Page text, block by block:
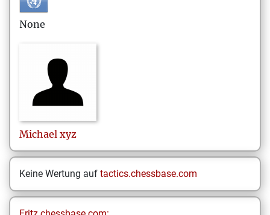
None
Michael xyz
Keine Wertung auf tactics.chessbase.com